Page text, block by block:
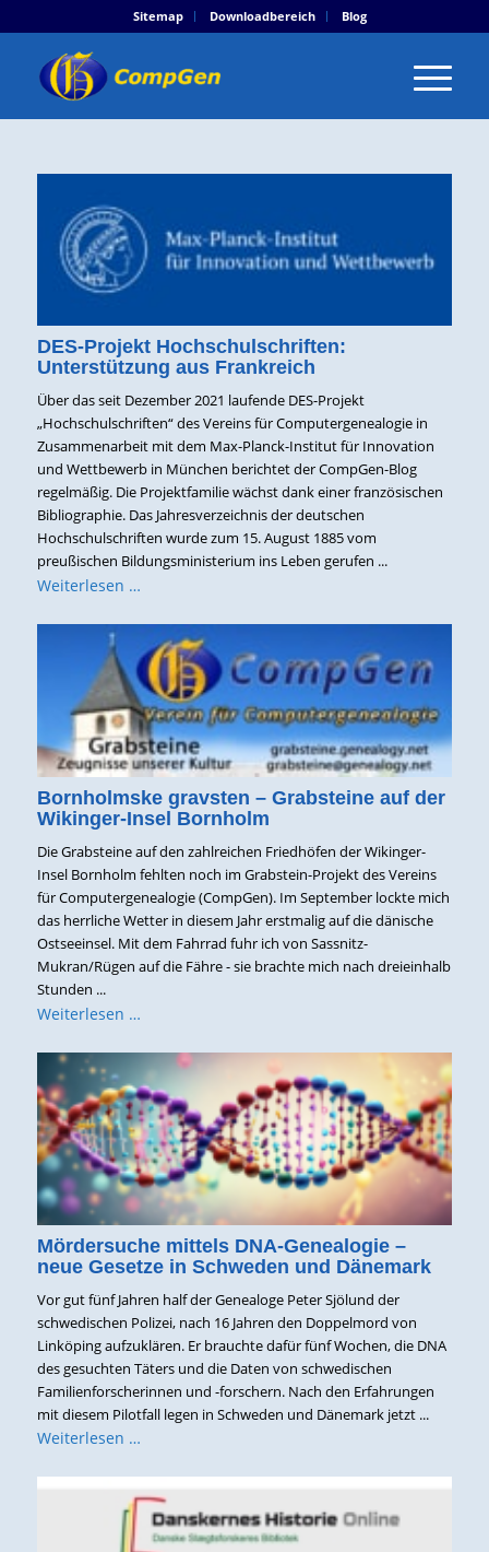
Sitemap Downloadbereich Blog
DES-Projekt Hochschulschriften:
Unterstützung aus Frankreich
Über das seit Dezember 2021 laufende DES-Projekt
„Hochschulschriften“ des Vereins für Computergenealogie in
Zusammenarbeit mit dem Max-Planck-Institut für Innovation
und Wettbewerb in München berichtet der CompGen-Blog
regelmäßig. Die Projektfamilie wächst dank einer französischen
Bibliographie. Das Jahresverzeichnis der deutschen
Hochschulschriften wurde zum 15. August 1885 vom
preußischen Bildungsministerium ins Leben gerufen ...
Weiterlesen …
Bornholmske gravsten – Grabsteine auf der
Wikinger-Insel Bornholm
Die Grabsteine auf den zahlreichen Friedhöfen der Wikinger-
Insel Bornholm fehlten noch im Grabstein-Projekt des Vereins
für Computergenealogie (CompGen). Im September lockte mich
das herrliche Wetter in diesem Jahr erstmalig auf die dänische
Ostseeinsel. Mit dem Fahrrad fuhr ich von Sassnitz-
Mukran/Rügen auf die Fähre - sie brachte mich nach dreieinhalb
Stunden ...
Weiterlesen …
Mördersuche mittels DNA-Genealogie –
neue Gesetze in Schweden und Dänemark
Vor gut fünf Jahren half der Genealoge Peter Sjölund der
schwedischen Polizei, nach 16 Jahren den Doppelmord von
Linköping aufzuklären. Er brauchte dafür fünf Wochen, die DNA
des gesuchten Täters und die Daten von schwedischen
Familienforscherinnen und -forschern. Nach den Erfahrungen
mit diesem Pilotfall legen in Schweden und Dänemark jetzt ...
Weiterlesen …